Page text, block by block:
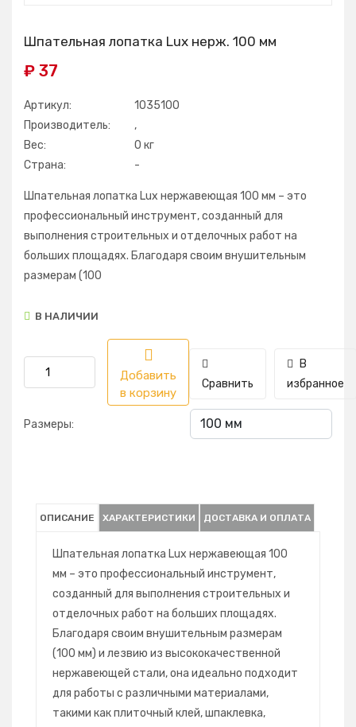
Шпательная лопатка Lux нерж. 100 мм
₽ 37
Артикул:
1035100
Производитель:
,
Вес:
0 кг
Страна:
-
Шпательная лопатка Lux нержавеющая 100 мм – это
профессиональный инструмент, созданный для
выполнения строительных и отделочных работ на
больших площадях. Благодаря своим внушительным
размерам (100
В НАЛИЧИИ
Добавить
в корзину
Сравнить
В
избранное
Размеры:
ОПИСАНИЕ ХАРАКТЕРИСТИКИ ДОСТАВКА И ОПЛАТА
Шпательная лопатка Lux нержавеющая 100
мм – это профессиональный инструмент,
созданный для выполнения строительных и
отделочных работ на больших площадях.
Благодаря своим внушительным размерам
(100 мм) и лезвию из высококачественной
нержавеющей стали, она идеально подходит
для работы с различными материалами,
такими как плиточный клей, шпаклевка,